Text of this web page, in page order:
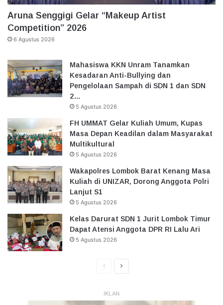
Aruna Senggigi Gelar “Makeup Artist
Competition” 2026
6 Agustus 2026
Mahasiswa KKN Unram Tanamkan
Kesadaran Anti-Bullying dan
Pengelolaan Sampah di SDN 1 dan SDN
2…
5 Agustus 2026
FH UMMAT Gelar Kuliah Umum, Kupas
Masa Depan Keadilan dalam Masyarakat
Multikultural
5 Agustus 2026
Wakapolres Lombok Barat Kenang Masa
Kuliah di UNIZAR, Dorong Anggota Polri
Lanjut S1
5 Agustus 2026
Kelas Darurat SDN 1 Jurit Lombok Timur
Dapat Atensi Anggota DPR RI Lalu Ari
5 Agustus 2026
HalamanHalaman
IKLAN